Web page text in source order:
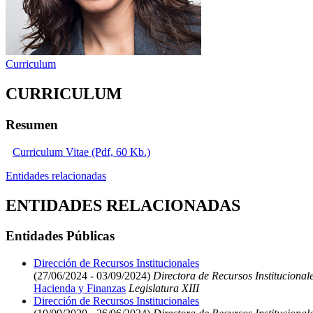
Curriculum
CURRICULUM
Resumen
Curriculum Vitae (Pdf, 60 Kb.)
Entidades relacionadas
ENTIDADES RELACIONADAS
Entidades Públicas
Dirección de Recursos Institucionales
(27/06/2024 - 03/09/2024) Directora de Recursos
Hacienda y Finanzas Legislatura XIII
Dirección de Recursos Institucionales